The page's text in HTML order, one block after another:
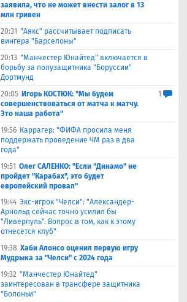
заявила, что не может внести залог в 13
млн гривен
20:31 "Аякс" рассчитывает подписать
вингера "Барселоны"
20:13 "Манчестер Юнайтед" включается в
борьбу за полузащитника "Боруссии"
Дортмунд
20:05 Игорь КОСТЮК: "Мы будем
совершенствоваться от матча к матчу.
Это наша работа"
1
19:56 Каррагер: "ФИФА просила меня
поддержать проведение ЧМ раз в два
года"
19:51 Олег САЛЕНКО: "Если "Динамо" не
пройдет "Карабах", это будет
европейский провал"
19:44 Экс-игрок "Челси": "Александер-
Арнольд сейчас точно усилил бы
"Ливерпуль". Вопрос в том, как к этому
отнесется клуб"
19:38 Хаби Алонсо оценил первую игру
Мудрыка за "Челси" с 2024 года
19:32 "Манчестер Юнайтед"
заинтересован в трансфере защитника
"Болоньи"